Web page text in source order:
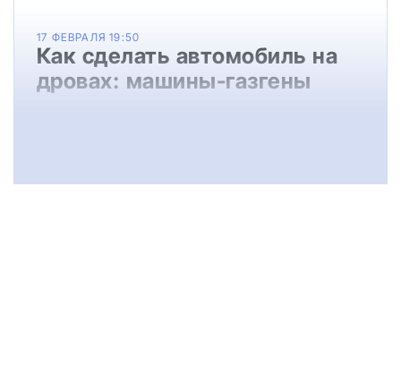
17 ФЕВРАЛЯ 19:50
Как сделать автомобиль на
дровах: машины-газгены